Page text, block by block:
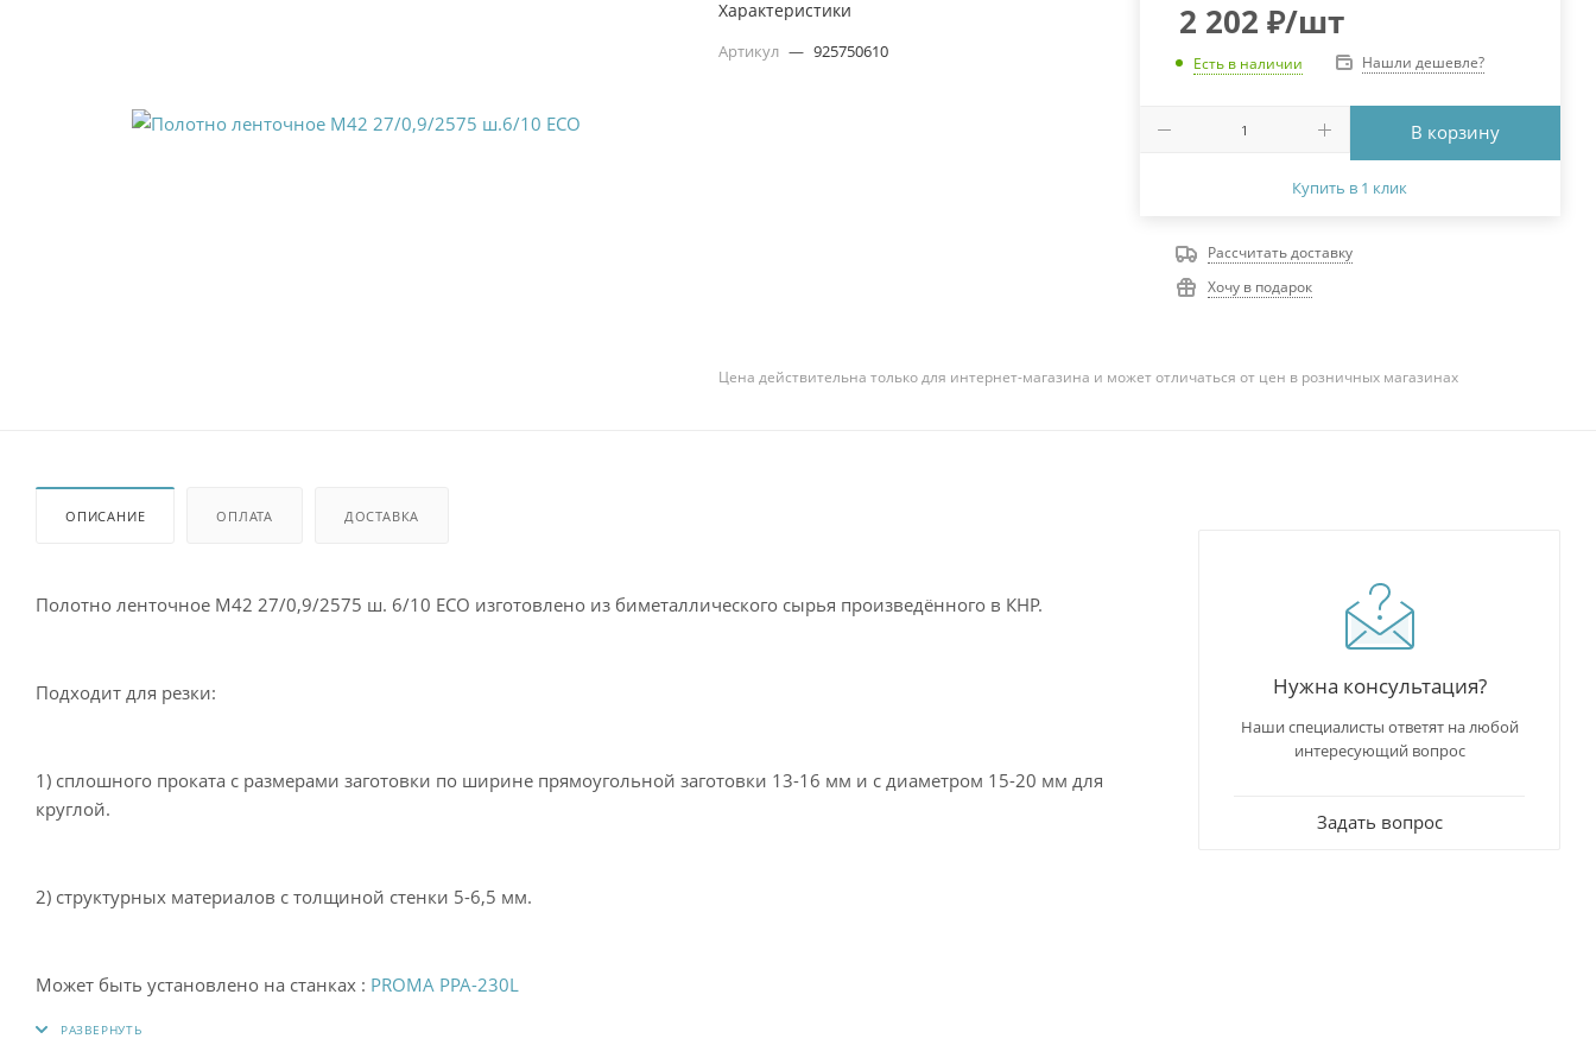
Характеристики
Артикул — 925750610
2 202 ₽/шт
Есть в наличии Нашли дешевле?
В корзину
Купить в 1 клик
Рассчитать доставку
Хочу в подарок
Цена действительна только для интернет-магазина и может отличаться от цен в розничных магазинах
ОПИСАНИЕ ОПЛАТА ДОСТАВКА
Полотно ленточное М42 27/0,9/2575 ш. 6/10 ECO изготовлено из биметаллического сырья произведённого в КНР.
Подходит для резки:
1) сплошного проката с размерами заготовки по ширине прямоугольной заготовки 13-16 мм и с диаметром 15-20 мм для
круглой.
2) структурных материалов с толщиной стенки 5-6,5 мм.
Может быть установлено на станках : PROMA PPA-230L
Нужна консультация?
Наши специалисты ответят на любой
интересующий вопрос
Задать вопрос